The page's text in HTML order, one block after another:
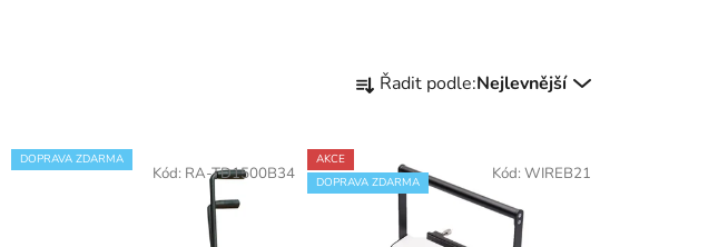
a
n
Řadit podle:Nejlevnější
DOPRAVA ZDARMA
Kód: RA-TD1500B34
AKCE
DOPRAVA ZDARMA
Kód: WIREB21